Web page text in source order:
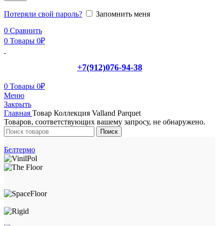
Потеряли свой пароль?
Запомнить меня
0 Сравнить
0 Товары 0₽
+7(912)076-94-38
0 Товары 0₽
Меню
Закрыть
Главная Товар Коллекция Valland Parquet
Товаров, соответствующих вашему запросу, не обнаружено.
Поиск
Белтермо